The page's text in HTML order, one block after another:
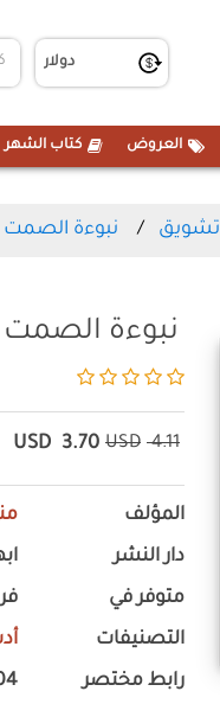
العروض كتاب الشهر
تشويق نبوءة الصمت
نبوءة الصمت
4.11
USD
3.70
USD
المؤلف
دار النشر
متوفر في
التصنيفات
رابط مختصر